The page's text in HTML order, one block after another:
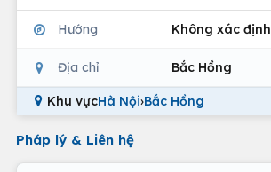
Hướng Không xác định
Địa chỉ Bắc Hồng
Khu vựcHà Nội›Bắc Hồng
Pháp lý & Liên hệ